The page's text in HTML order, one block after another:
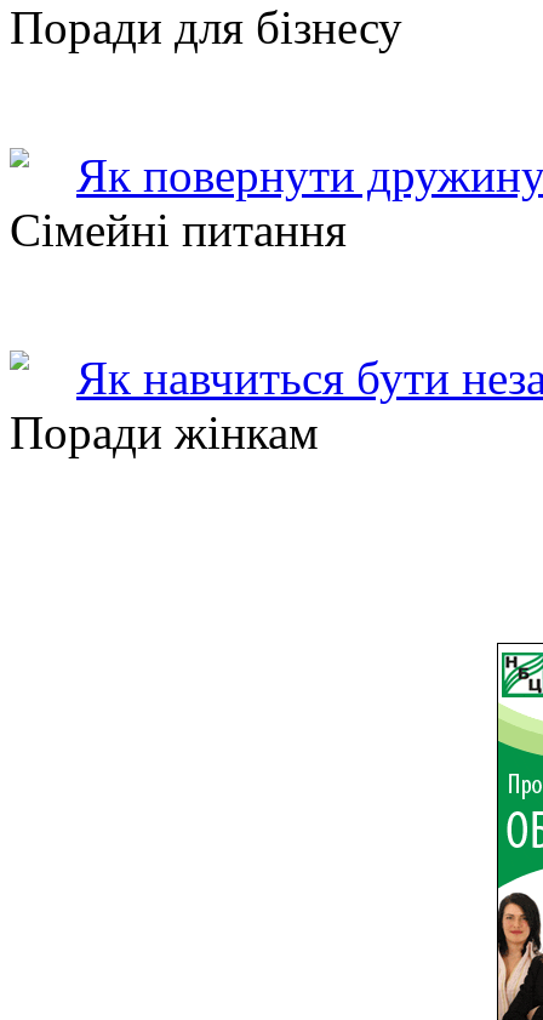
Поради для бізнесу
Як повернути
Сімейні питання
Як навчиться бути
Поради жінкам